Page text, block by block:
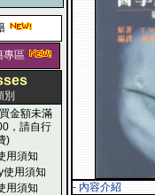
專區
金額未滿
，請自行
)
用須知
使用須知
用須知
- 內容介紹